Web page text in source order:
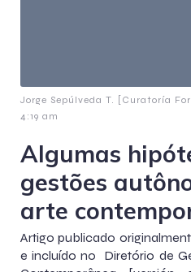
Jorge Sepúlveda T. [Curatoría
4:19 am
Algumas
gestões
arte
Artigo publicado
e incluído no Diretório de